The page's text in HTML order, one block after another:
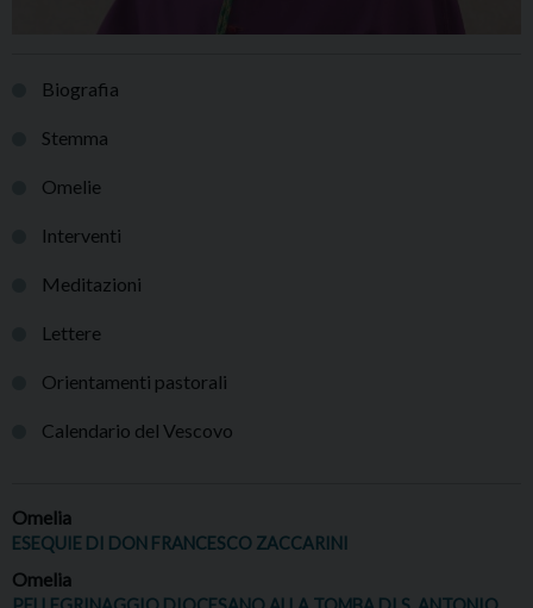
Biografia
Stemma
Omelie
Interventi
Meditazioni
Lettere
Orientamenti pastorali
Calendario del Vescovo
Omelia
ESEQUIE DI DON FRANCESCO ZACCARINI
Omelia